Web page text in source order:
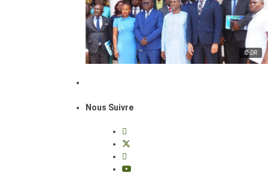
© DR
Nous Suivre